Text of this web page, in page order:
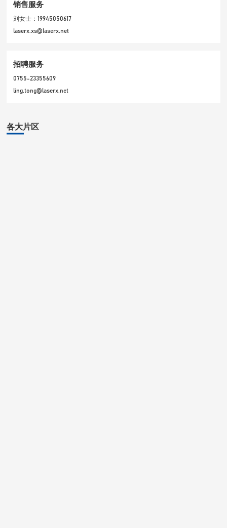
销售服务
刘女士：19945050617
laserx.xs@laserx.net
招聘服务
0755-23355609
ling.tong@laserx.net
各大片区